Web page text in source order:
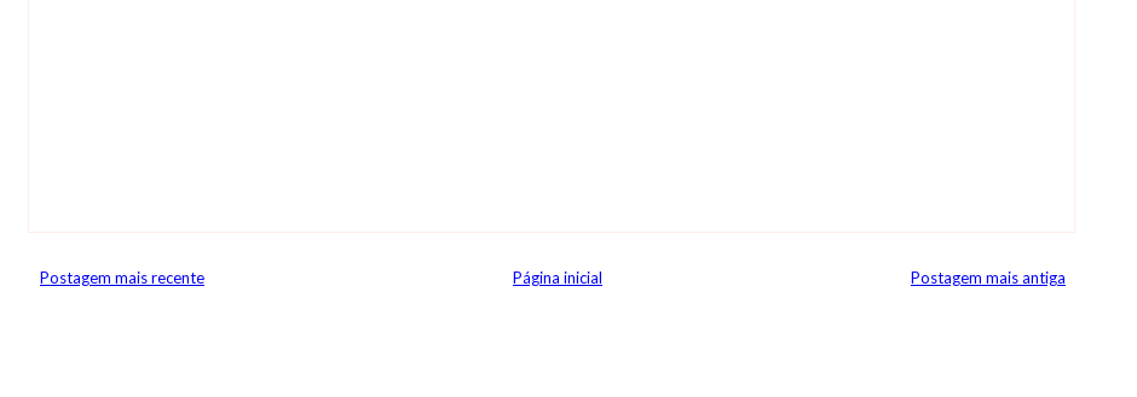
Postagem mais recente Postagem mais antiga
Página inicial